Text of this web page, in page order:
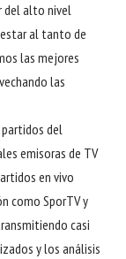
del alto nivel
al tanto de
las mejores
las
del
emisoras de TV
en vivo
como SporTV y
casi
y los análisis